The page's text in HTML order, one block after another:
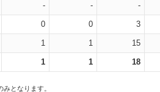
- - -
0 0 3
1 1 15
1 1 18
となります。